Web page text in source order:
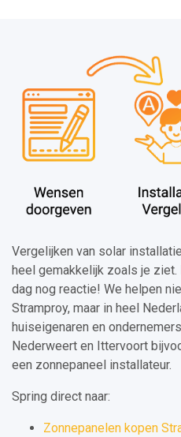
Vergelijken van solar
heel gemakkelijk zoals je
dag nog reactie! We helpen
Stramproy, maar in heel
huiseigenaren en
Nederweert en Ittervoort
een zonnepaneel installateur.
Spring direct naar:
Zonnepanelen kopen